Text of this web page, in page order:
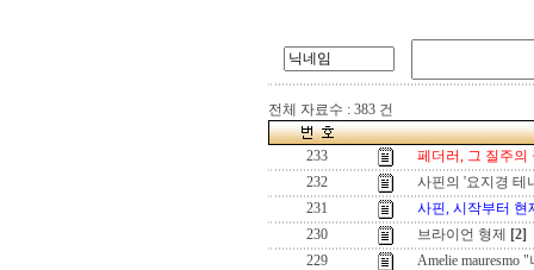
전체 자료수 : 383 건
233
페더러, 그 질주의
232
사핀의 '요지경 테
231
사핀, 시작부터 현
230
브라이언 형제
[2]
229
Amelie mauresmo